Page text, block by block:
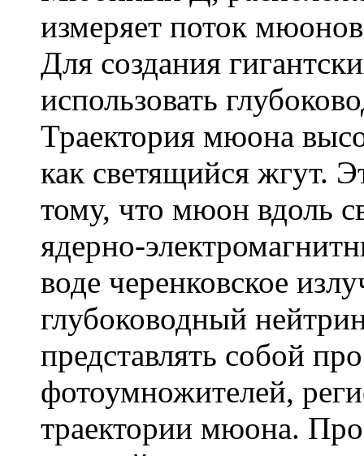
измеряет поток
Для создания
использовать
Траектория мюона
как светящийся жгут.
тому, что мюон вдоль
ядерно-
воде черенковское
глубоководный
представлять собой
фотоумножителей,
траектории мюона.